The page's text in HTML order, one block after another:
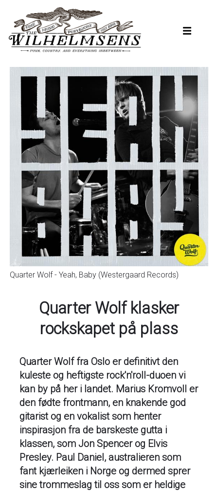
hovedinnhold
Quarter Wolf - Yeah, Baby (Westergaard Records)
Quarter Wolf klasker
rockskapet på plass
Quarter Wolf fra Oslo er definitivt den
kuleste og heftigste rock'n'roll-duoen vi
kan by på her i landet. Marius Kromvoll er
den fødte frontmann, en knakende god
gitarist og en vokalist som henter
inspirasjon fra de barskeste gutta i
klassen, som Jon Spencer og Elvis
Presley. Paul Daniel, australieren som
fant kjærleiken i Norge og dermed sprer
sine trommeslag til oss som er heldige